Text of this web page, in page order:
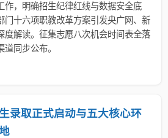
作，明确招生纪律红线与数据安全底
门十六项职教改革方案引发央广网、新
度解读。征集志愿八次机会时间表全落
同步公布。
录取正式启动与五大核心环